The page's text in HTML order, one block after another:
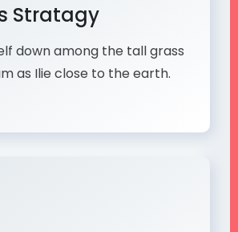
Stratagy
down among the tall grass
as Ilie close to the earth.